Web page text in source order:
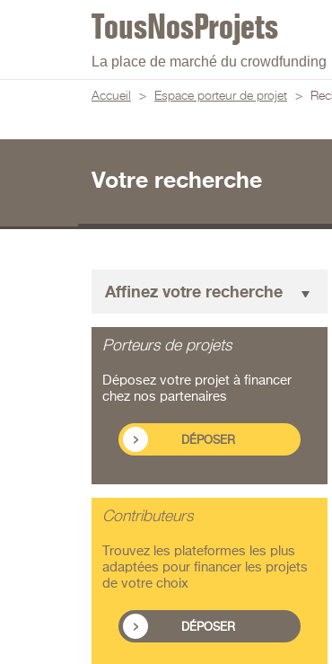
La place de marché du crowdfunding
Accueil > Espace porteur de projet >
Votre recherche
Affinez votre recherche
Porteurs de projets
Déposez votre projet à financer
chez nos partenaires
DÉPOSER
Contributeurs
Trouvez les plateformes les plus
adaptées pour financer les projets
de votre choix
DÉPOSER